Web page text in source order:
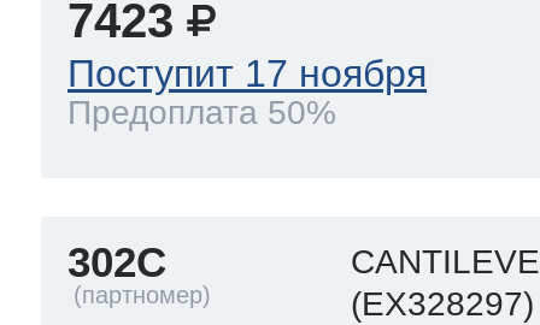
7423
Поступит 17 ноября
Предоплата 50%
302C
(EX328297)